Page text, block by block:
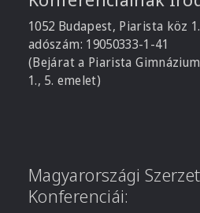
1052 Budapest, Piarista köz 1.
adószám: 19050333-1-41
(Bejárat a Piarista
1., 5. emelet)
Magyarországi
Konferenciái: